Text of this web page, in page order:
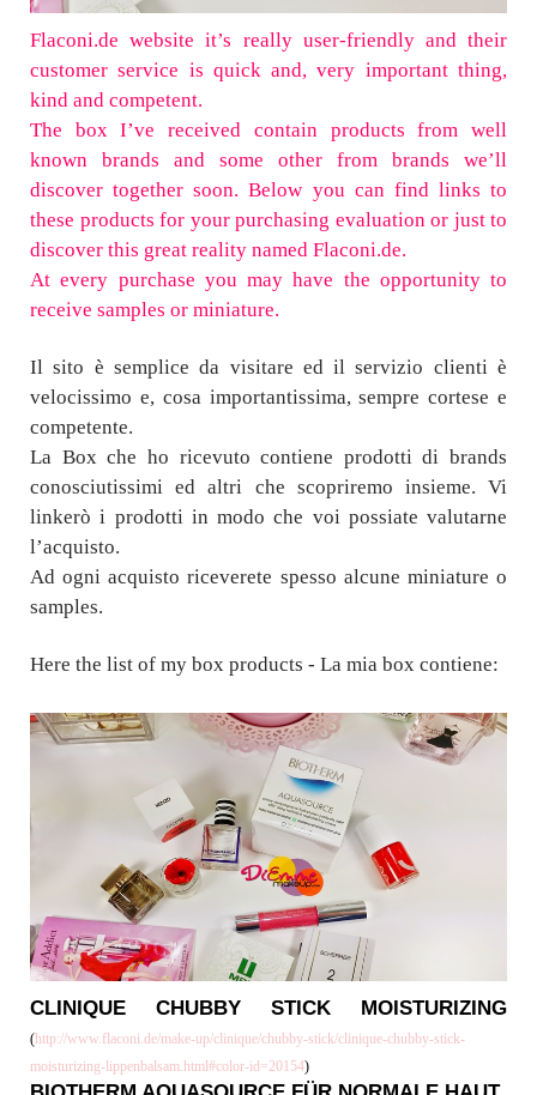
Flaconi.de website it’s really user-friendly and their
customer service is quick and, very important thing,
kind and competent.
The box I’ve received contain products from well
known brands and some other from brands we’ll
discover together soon. Below you can find links to
these products for your purchasing evaluation or just to
discover this great reality named Flaconi.de.
At every purchase you may have the opportunity to
receive samples or miniature.
Il sito è semplice da visitare ed il servizio clienti è
velocissimo e, cosa importantissima, sempre cortese e
competente.
La Box che ho ricevuto contiene prodotti di brands
conosciutissimi ed altri che scopriremo insieme. Vi
linkerò i prodotti in modo che voi possiate valutarne
l’acquisto.
Ad ogni acquisto riceverete spesso alcune miniature o
samples.
Here the list of my box products - La mia box contiene:
CLINIQUE CHUBBY STICK MOISTURIZING
(http://www.flaconi.de/make-up/clinique/chubby-stick/clinique-chubby-stick-
moisturizing-lippenbalsam.html#color-id=20154)